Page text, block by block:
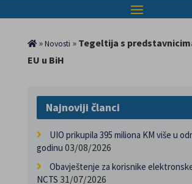
»Novosti » Tegeltija s
EU u BiH
Najnoviji članci
UIO prikupila 395 miliona KM više u
godinu 03/08/2026
Obavještenje za korisnike
NCTS 31/07/2026